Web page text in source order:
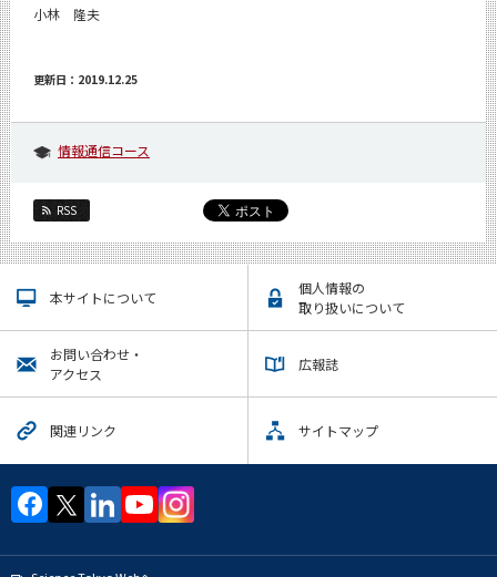
小林 隆夫
更新日：2019.12.25
情報通信コース
RSS
本サイトについて
個人情報の
取り扱いについて
お問い合わせ・
アクセス
広報誌
関連リンク サイトマップ